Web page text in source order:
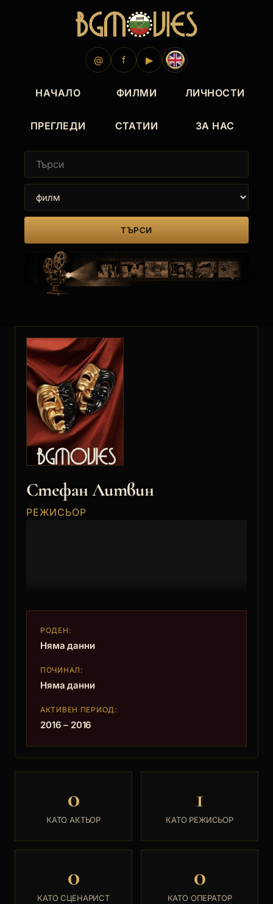
@ f ▶
НАЧАЛО ФИЛМИ ЛИЧНОСТИ
ПРЕГЛЕДИ СТАТИИ ЗА НАС
ТЪРСИ
Стефан Литвин
РЕЖИСЬОР
РОДЕН:
Няма данни
ПОЧИНАЛ:
Няма данни
АКТИВЕН ПЕРИОД:
2016 – 2016
0
КАТО АКТЬОР
1
КАТО РЕЖИСЬОР
0
КАТО СЦЕНАРИСТ
0
КАТО ОПЕРАТОР